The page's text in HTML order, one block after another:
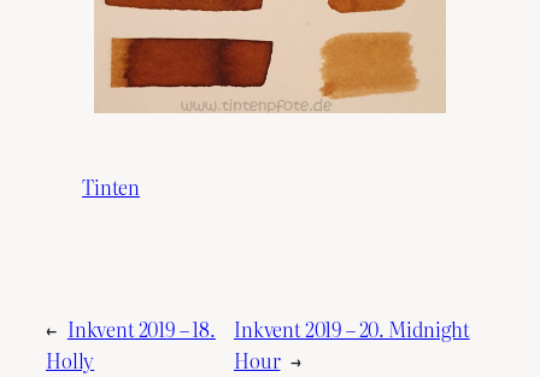
Tinten
← Inkvent 2019 – 18.
Holly
Inkvent 2019 – 20. Midnight
Hour →